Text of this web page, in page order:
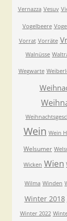
Vernazza Vesuv
Vogelbeere
Vorrat Vorräte
Walnüsse
Wegwarte
Wein Wein
Welsumer
Wicken Wien
Wilma Winden
Winter 2018
Winter 2022